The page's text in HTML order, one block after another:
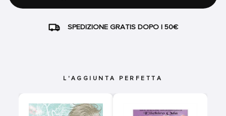
SPEDIZIONE GRATIS DOPO I 50€
L'AGGIUNTA PERFETTA